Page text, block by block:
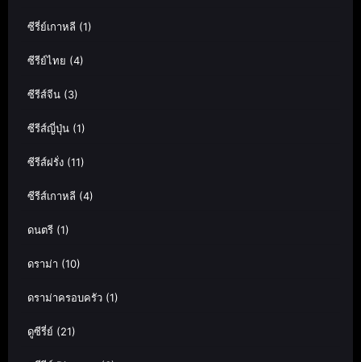
ซีรี่ย์เกาหลี (1)
ซีรีย์ไทย (4)
ซีรีส์จีน (3)
ซีรีส์ญี่ปุ่น (1)
ซีรีส์ฝรั่ง (11)
ซีรีส์เกาหลี (4)
ดนตรี (1)
ดราม่า (10)
ดราม่าครอบครัว (1)
ดูซีรี่ย์ (21)